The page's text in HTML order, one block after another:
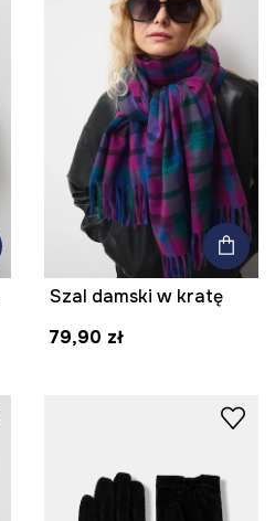
Szal damski w kratę
79,90 zł